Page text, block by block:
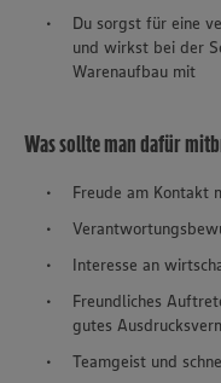
Du sorgst für eine
und wirkst bei der
Warenaufbau mit
Was sollte man dafür
Freude am Kontakt
Interesse an
Freundliches
gutes
Teamgeist und